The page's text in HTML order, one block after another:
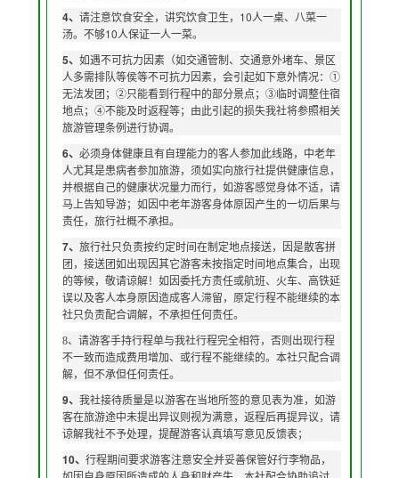
4、 请注意饮食安全，讲究饮食卫生， 10人一桌、八菜一
汤。不够10人保证一人一菜。
5、 如遇不可抗力因素（如交通管制、交通意外堵车、景区
人多需排队等侯等不可抗力因素，会引起如下意外情况：①
无法发团；②只能看到行程中的部分景点；③临时调整住宿
地点；④不能及时返程等；由此引起的损失我社将参照相关
旅游管理条例进行协调。
6、 必须身体健康且有自理能力的客人参加此线路，中老年
人尤其是患病者参加旅游，须如实向旅行社提供健康信息，
并根据自己的健康状况量力而行，如游客感觉身体不适，请
马上告知导游；如因中老年游客身体原因产生的一切后果与
责任，旅行社概不承担。
7、 旅行社只负责按约定时间在制定地点接送，因是散客拼
团，接送团如出现因其它游客未按指定时间地点集合，出现
的等候，敬请谅解！如因委托方责任或航班、火车、高铁延
误以及客人本身原因造成客人滞留，原定行程不能继续的本
社只负责配合调解，不承担任何责任。
8、请游客手持行程单与我社行程完全相符，否则出现行程
不一致而造成费用增加、或行程不能继续的。本社只配合调
解，但不承但任何责任。
9、 我社接待质量是以游客在当地所签的意见表为准，如游
客在旅游途中未提出异议则视为满意，返程后再提异议，请
谅解我社不予处理，提醒游客认真填写意见反馈表；
10、 行程期间要求游客注意安全并妥善保管好行李物品，